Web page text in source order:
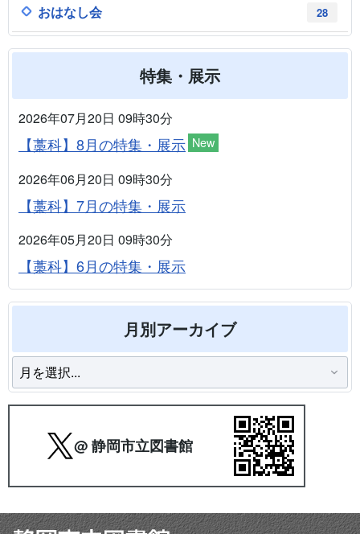
28
おはなし会
特集・展示
2026年07月20日 09時30分
【藁科】8月の特集・展示 New
2026年06月20日 09時30分
【藁科】7月の特集・展示
2026年05月20日 09時30分
【藁科】6月の特集・展示
月別アーカイブ
@ 静岡市立図書館